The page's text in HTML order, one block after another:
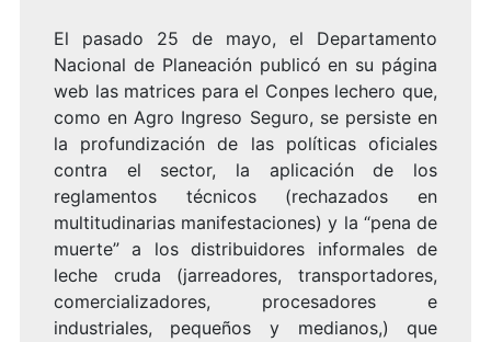
El pasado 25 de mayo, el Departamento
Nacional de Planeación publicó en su página
web las matrices para el Conpes lechero que,
como en Agro Ingreso Seguro, se persiste en
la profundización de las políticas oficiales
contra el sector, la aplicación de los
reglamentos técnicos (rechazados en
multitudinarias manifestaciones) y la “pena de
muerte” a los distribuidores informales de
leche cruda (jarreadores, transportadores,
comercializadores, procesadores e
industriales, pequeños y medianos,) que